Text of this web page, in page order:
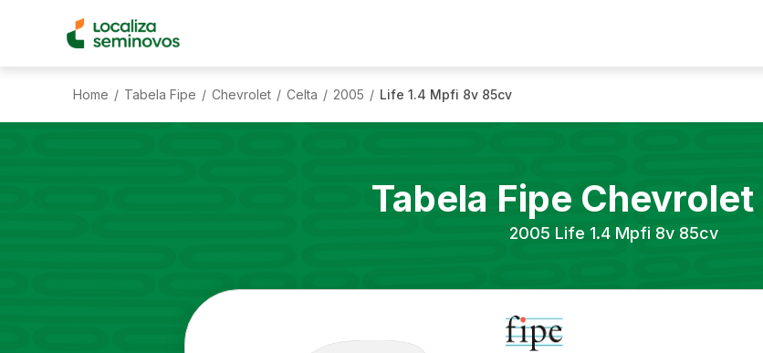
Home / Tabela Fipe / Chevrolet / Celta / 2005 / Life 1.4 Mpfi 8v 85cv
Tabela Fipe Chevrolet
2005 Life 1.4 Mpfi 8v 85cv